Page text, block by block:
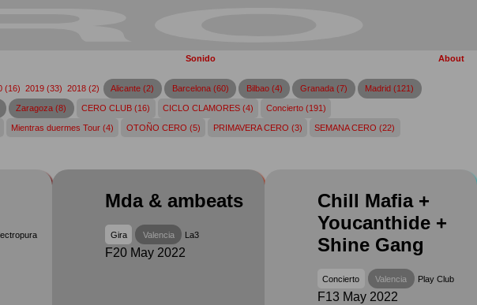
Sonido About
(16) 2019 (33) 2018 (2) Alicante (2) Barcelona (60) Bilbao (4) Granada (7) Madrid (121)
Zaragoza (8) CERO CLUB (16) CICLO CLAMORES (4) Concierto (191)
Mientras duermes Tour (4) OTOÑO CERO (5) PRIMAVERA CERO (3) SEMANA CERO (22)
Mda & ambeats
Gira Valencia La3
F20 May 2022
Chill Mafia +
Youcanthide +
Shine Gang
Concierto Valencia Play Club
F13 May 2022